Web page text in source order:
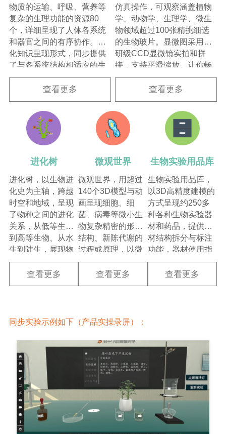
物质的运输、呼吸、营养等
复杂的生理功能的资源80
个，详细呈现了人体各系统
和器官之间的有序协作。优
化知识呈现形式，同步提供
了与各系统结构相适应的生
理能动态情境，让鲜活立体
的生命活动、复杂的生理功
能，直观化地尽收眼底。
查看更多
仿真操作，可观察涵盖植物
学、动物学、生理学、微生
物领域超过100张精挑细选
的生物玻片。显微图采用科
研级CCD显微镜实拍和拼
接，支持平滑缩放。让你畅
游在微观的世界里探究结构
与功能的关系，启发理性思
维，助推生命观念养成。
查看更多
进化树
进化树，以生物进
化史为主轴，跨越
时空和地域，呈现
了物种之间的进化
关系，从低等生物
到高等生物、从水
生到陆生，展现物
种演变的奥妙。不
同物种之间的亲缘
关系，从低等生命
立体展示之下，充
神奇和必然。
查看更多
微观世界
微观世界，用超过
140个3D模型与动
画呈现细胞、细
菌、病毒等微小生
物复杂精密的形态
结构、新陈代谢的
过程或原理，以微
观结构可视化、原
理过程动态化的形
式阐述了从微观到
的内容，兼顾教学
足教学多元需求。
查看更多
生物实验用品库
生物实验用品库，
以3D高精度建模的
方式呈现约250多
种各种生物实验器
材和药品，提供器
材结构拆分与标注
功能，器材使用指
导与功能演示，以
及药品信息的使用
指导与注意事项。
高效开展。
查看更多
同步实验示例如下（产品实操录屏）：